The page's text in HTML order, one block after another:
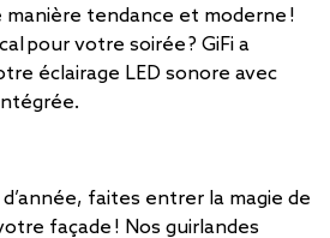
manière tendance et moderne !
pour votre soirée ? GiFi a
éclairage LED sonore avec
faites entrer la magie de
façade ! Nos guirlandes